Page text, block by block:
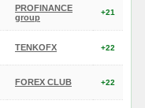
PROFINANCE
group
+21
TENKOFX +22
FOREX CLUB +22